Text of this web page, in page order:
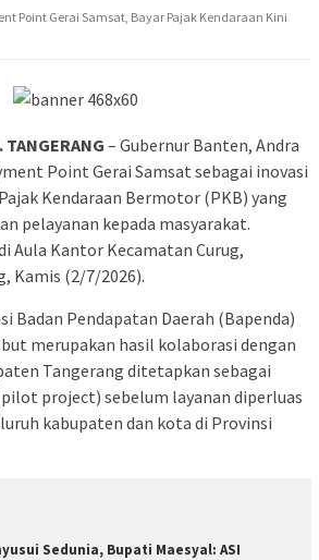
Point Gerai Samsat, Bayar Pajak Kendaraan Kini
– Gubernur Banten, Andra
Point Gerai Samsat sebagai inovasi
Kendaraan Bermotor (PKB) yang
pelayanan kepada masyarakat.
Aula Kantor Kecamatan Curug,
Kamis (2/7/2026).
Badan Pendapatan Daerah (Bapenda)
merupakan hasil kolaborasi dengan
Tangerang ditetapkan sebagai
project) sebelum layanan diperluas
kabupaten dan kota di Provinsi
Sedunia, Bupati Maesyal: ASI